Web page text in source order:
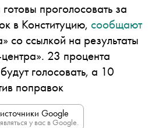
проголосовать за
в Конституцию, сообщают
со ссылкой на результаты
23 процента
голосовать, а 10
поправок
Google
у вас в Google.